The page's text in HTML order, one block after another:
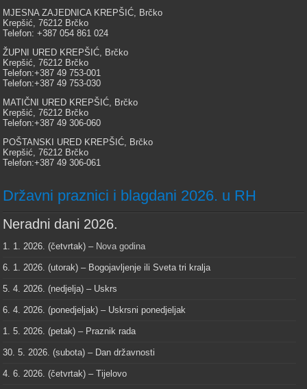
MJESNA ZAJEDNICA KREPŠIĆ, Brčko
Krepšić, 76212 Brčko
Telefon: +387 054 861 024
ŽUPNI URED KREPŠIĆ, Brčko
Krepšić, 76212 Brčko
Telefon:+387 49 753-001
Telefon:+387 49 753-030
MATIČNI URED KREPŠIĆ, Brčko
Krepšić, 76212 Brčko
Telefon:+387 49 306-060
POŠTANSKI URED KREPŠIĆ, Brčko
Krepšić, 76212 Brčko
Telefon:+387 49 306-061
Državni praznici i blagdani 2026. u RH
Neradni dani 2026.
1. 1. 2026. (četvrtak) – Nova godina
6. 1. 2026. (utorak) – Bogojavljenje ili Sveta tri kralja
5. 4. 2026. (nedjelja) – Uskrs
6. 4. 2026. (ponedjeljak) – Uskrsni ponedjeljak
1. 5. 2026. (petak) – Praznik rada
30. 5. 2026. (subota) – Dan državnosti
4. 6. 2026. (četvrtak) – Tijelovo